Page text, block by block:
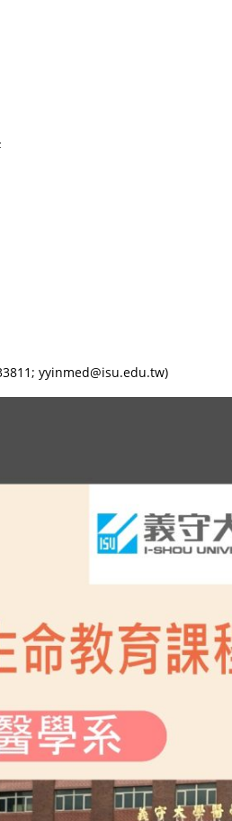
yyinmed@isu.edu.tw)